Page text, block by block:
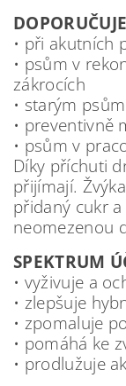
• při akutních
• psům v
zákrocích
• starým
• preventivně
• psům v
Díky příchuti
přijímají.
přidaný cukr
neomezenou
SPEKTRUM
• vyživuje a
• zlepšuje
• zpomaluje
• pomáhá ke
• prodlužuje